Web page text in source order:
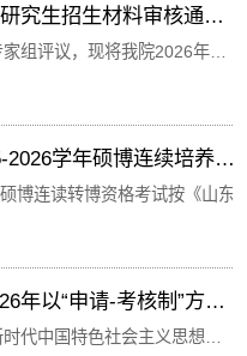
系统”（网址
事项通知如下： 一、毕业申请
3月9日-3月15日（暂定，最终
sys/yjsemaphome/portal...
究生招生材料审核通过
组评议，现将我院2026年博
通知。相关考生请尽快查收
续通知，并于12月31日下午
是否参加考核，逾期视为放弃
公示邮箱：
公示期已结束管理学院
月29
学年硕博连续培养研
博连读转博资格考试按《山东
学院10月份组织的博士组资格
具体可查看学校《关于进行
研究生转博资格考试的通知》
年以“申请-考核制”方式
法
代中国特色社会主义思想，